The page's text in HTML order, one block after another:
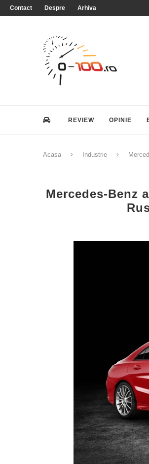
Contact Despre Arhiva
REVIEW OPINIE
Acasa Industrie
Mercedes-Benz